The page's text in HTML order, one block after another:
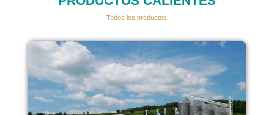
Todos los productos